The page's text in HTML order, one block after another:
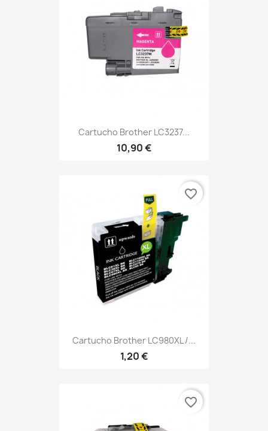
Cartucho Brother LC3237...
10,90 €
Cartucho Brother LC980XL /...
1,20 €
favorite_border
favorite_border